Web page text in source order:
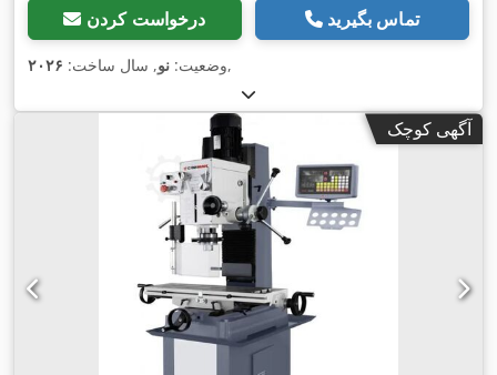
درخواست کردن تماس بگیرید
وضعیت: نو, سال ساخت: ۲۰۲۶ ,
آگهی کوچک